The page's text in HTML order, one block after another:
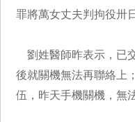
罪將萬女丈夫判拘役卅
劉姓醫師昨表示，已
後就關機無法再聯絡上
伍，昨天手機關機，無